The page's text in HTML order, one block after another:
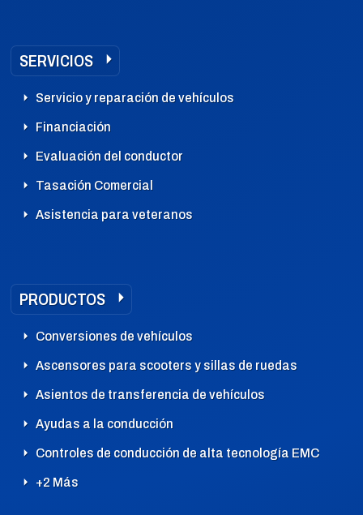
SERVICIOS
Servicio y reparación de vehículos
Financiación
Evaluación del conductor
Tasación Comercial
Asistencia para veteranos
PRODUCTOS
Conversiones de vehículos
Ascensores para scooters y sillas de ruedas
Asientos de transferencia de vehículos
Ayudas a la conducción
Controles de conducción de alta tecnología EMC
+2 Más